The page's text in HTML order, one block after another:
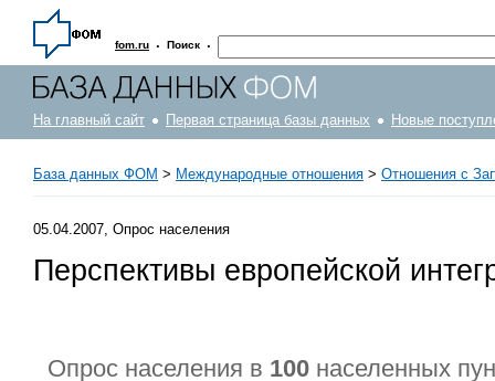
fom.ru · Поиск ·
На главный сайт Первая страница базы данных Новые
База данных ФОМ > Международные отношения > Отношения с
05.04.2007, Опрос населения
Перспективы европейской
Опрос населения в 100 населенных